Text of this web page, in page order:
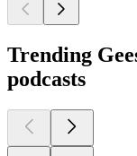
Trending
podcasts